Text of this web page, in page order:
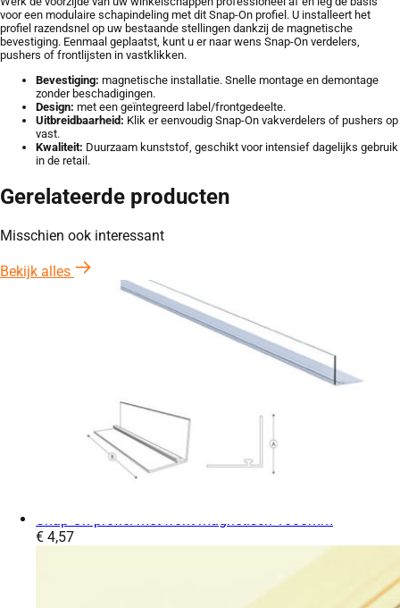
voor een modulaire schapindeling met dit Snap-On profiel. U installeert het
profiel razendsnel op uw bestaande stellingen dankzij de magnetische
bevestiging. Eenmaal geplaatst, kunt u er naar wens Snap-On verdelers,
pushers of frontlijsten in vastklikken.
Bevestiging: magnetische installatie. Snelle montage en demontage
zonder beschadigingen.
Design: met een geïntegreerd label/frontgedeelte.
Uitbreidbaarheid: Klik er eenvoudig Snap-On vakverdelers of pushers op
vast.
Kwaliteit: Duurzaam kunststof, geschikt voor intensief dagelijks gebruik
in de retail.
Gerelateerde producten
Misschien ook interessant
Bekijk alles
Snap-On profiel met front magnetisch 1000mm
Prijs:
€ 4,57